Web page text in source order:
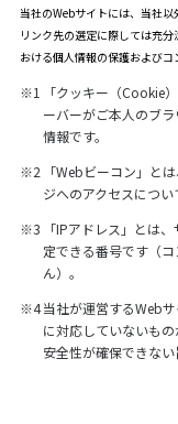
当社のWebサイトには、当社以
リンク先の選定に際しては充
おける個人情報の保護およびコ
※1
「クッキー（Cookie
ーバーがご本人のブ
情報です。
※2
「Webビーコン」と
ジへのアクセスについ
※3
「IPアドレス」とは
定できる番号です（
ん）。
※4当社が運営するWeb
に対応していないも
安全性が確保できない